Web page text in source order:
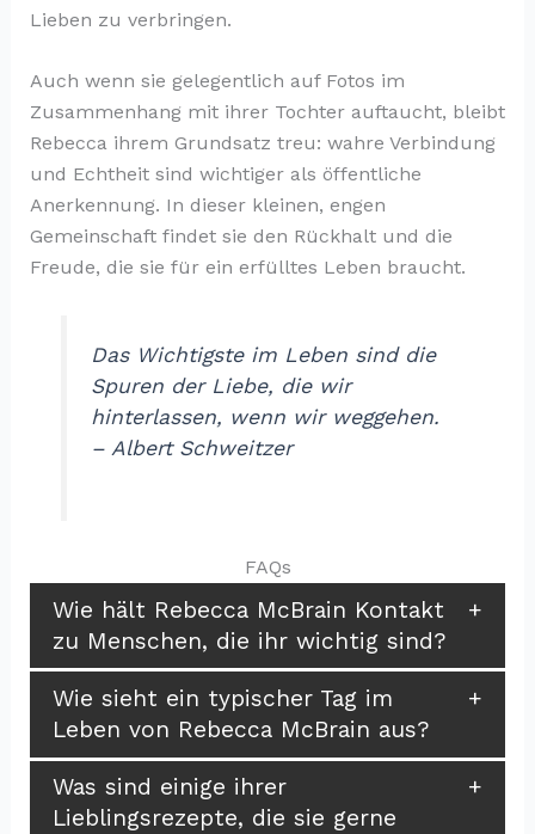
Lieben zu verbringen.
Auch wenn sie gelegentlich auf Fotos im
Zusammenhang mit ihrer Tochter auftaucht, bleibt
Rebecca ihrem Grundsatz treu: wahre Verbindung
und Echtheit sind wichtiger als öffentliche
Anerkennung. In dieser kleinen, engen
Gemeinschaft findet sie den Rückhalt und die
Freude, die sie für ein erfülltes Leben braucht.
Das Wichtigste im Leben sind die
Spuren der Liebe, die wir
hinterlassen, wenn wir weggehen.
– Albert Schweitzer
FAQs
Wie hält Rebecca McBrain Kontakt
zu Menschen, die ihr wichtig sind?
Wie sieht ein typischer Tag im
Leben von Rebecca McBrain aus?
Was sind einige ihrer
Lieblingsrezepte, die sie gerne